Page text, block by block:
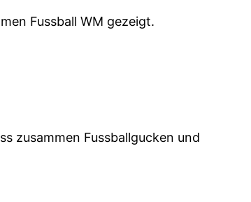
Fussball WM gezeigt.
zusammen Fussballgucken und